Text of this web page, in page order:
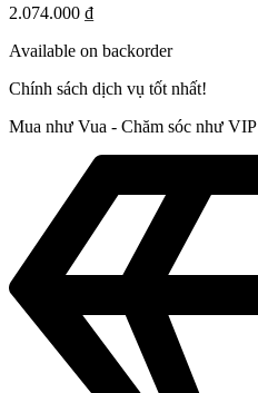
2.074.000 ₫
Available on backorder
Chính sách dịch vụ tốt nhất!
Mua như Vua - Chăm sóc như VIP